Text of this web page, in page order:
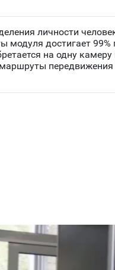
личности
достигает
на одну